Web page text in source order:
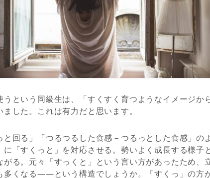
うという同級生は、「すくすく育つようなイメージか
した。これは有力だと思います。
と回る」「つるつるした食感－つるっとした食感」の
に「すくっと」を対応させる。勢いよく成長する様子
がる。元々「すっくと」という言い方があったため、
多くなる――という構造でしょうか。「すくっ」の方